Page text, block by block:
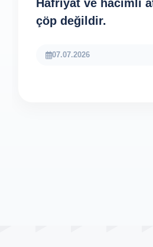
Hafriyat ve hacimli
çöp değildir.
07.07.2026